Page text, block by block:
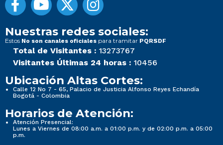
Nuestras redes sociales:
Estos No son canales oficiales para tramitar PQRSDF
Total de Visitantes : 13273767
Visitantes Últimas 24 horas : 10456
Ubicación Altas Cortes:
Calle 12 No 7 - 65, Palacio de Justicia Alfonso Reyes Echandía
Bogotá - Colombia
Horarios de Atención:
Atención Presencial:
Lunes a Viernes de 08:00 a.m. a 01:00 p.m. y de 02:00 p.m. a 05:00
p.m.